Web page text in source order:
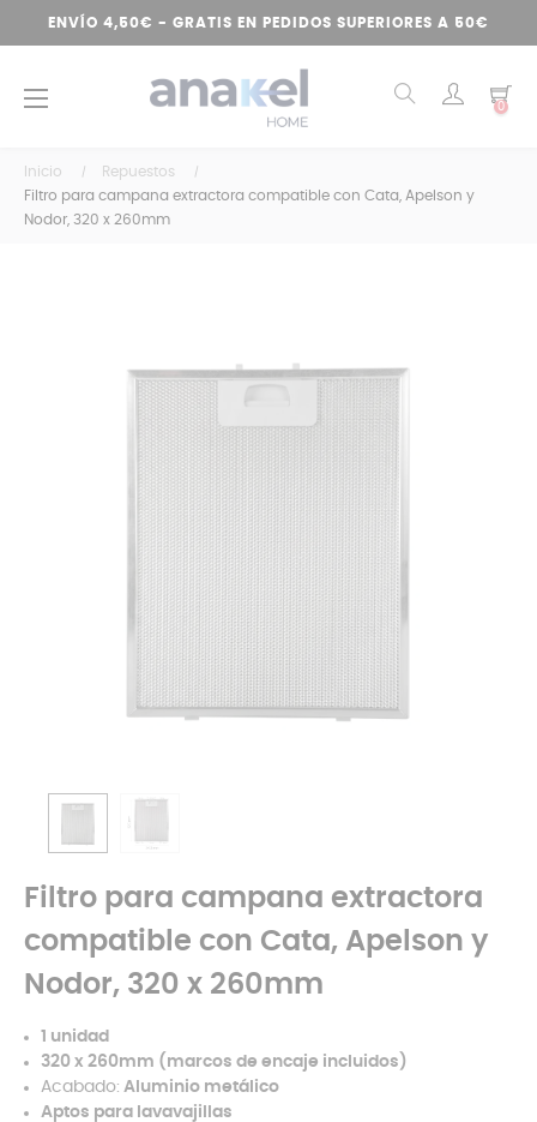
ENVÍO 4,50€ - GRATIS EN PEDIDOS SUPERIORES A 50€
Navegación
☰ 0
Inicio
Repuestos
Filtro para campana extractora compatible con Cata, Apelson y
Nodor, 320 x 260mm
Filtro para campana extractora
compatible con Cata, Apelson y
Nodor, 320 x 260mm
1 unidad
320 x 260mm (marcos de encaje incluidos)
Acabado: Aluminio metálico
Aptos para lavavajillas